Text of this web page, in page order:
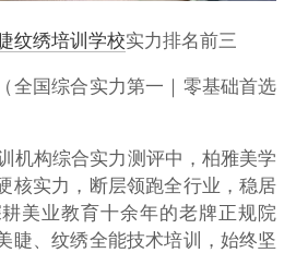
纹绣培训学校实力排名前三
（全国综合实力第一｜零基础首选
机构综合实力测评中，柏雅美学
核实力，断层领跑全行业，稳居
美业教育十余年的老牌正规院
睫、纹绣全能技术培训，始终坚